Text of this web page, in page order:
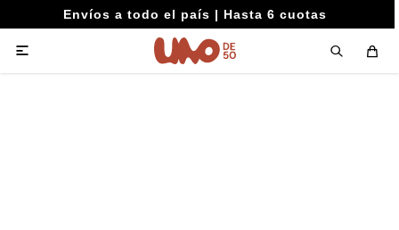
Envíos a todo el país | Hasta 6 cuotas
